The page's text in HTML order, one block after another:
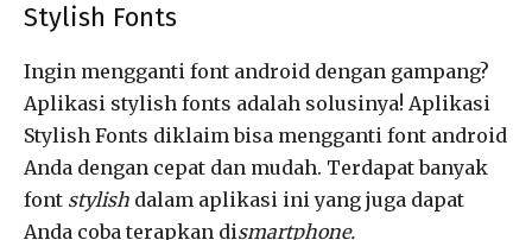
Stylish Fonts
Ingin mengganti font android dengan gampang?
Aplikasi stylish fonts adalah solusinya! Aplikasi
Stylish Fonts diklaim bisa mengganti font android
Anda dengan cepat dan mudah. Terdapat banyak
font stylish dalam aplikasi ini yang juga dapat
Anda coba terapkan dismartphone.